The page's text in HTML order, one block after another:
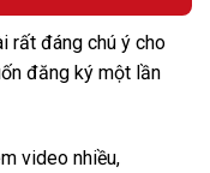
rất đáng chú ý cho
đăng ký một lần
video nhiều,